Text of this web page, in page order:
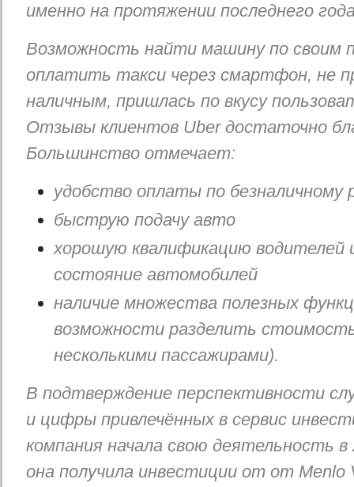
именно на протяжении последнего
Возможность найти машину по своим
оплатить такси через смартфон, не
наличным, пришлась по вкусу
Отзывы клиентов Uber достаточно
Большинство отмечает:
удобство оплаты по безналичному
быструю подачу авто
хорошую квалификацию водителей
состояние автомобилей
наличие множества полезных
возможности разделить
несколькими пассажирами).
В подтверждение перспективности
и цифры привлечённых в сервис
компания начала свою деятельность в
она получила инвестиции от от Menlo